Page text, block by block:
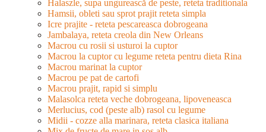
Halaszle, supa ungurească de peste, reteta traditionala
Hamsii, obleti sau sprot prajit reteta simpla
Icre prajite - reteta pescareasca dobrogeana
Jambalaya, reteta creola din New Orleans
Macrou cu rosii si usturoi la cuptor
Macrou la cuptor cu legume reteta pentru dieta Rina
Macrou marinat la cuptor
Macrou pe pat de cartofi
Macrou prajit, rapid si simplu
Malasolca reteta veche dobrogeana, lipoveneasca
Merlucius, cod (peste alb) rasol cu legume
Midii - cozze alla marinara, reteta clasica italiana